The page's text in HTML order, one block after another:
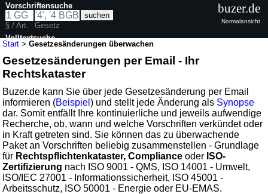
Start >Gesetzesänderungen überwachen
Gesetzesänderungen per Email - Ihr
Rechtskataster
Buzer.de kann Sie über jede Gesetzesänderung per Email
informieren (Beispiel) und stellt jede Änderung als Synopse
dar. Somit entfällt Ihre kontinuierliche und jeweils aufwendige
Recherche, ob, wann und welche Vorschriften verkündet oder
in Kraft getreten sind. Sie können das zu überwachende
Paket an Vorschriften beliebig zusammenstellen - Grundlage
für Rechtspflichtenkataster, Compliance oder ISO-
Zertifizierung nach ISO 9001 - QMS, ISO 14001 - Umwelt,
ISO/IEC 27001 - Informationssicherheit, ISO 45001 -
Arbeitsschutz, ISO 50001 - Energie oder EU-EMAS.
Vorschriftensuche
§ / Art.
Gesetz
Volltextsuche
buzer.de
Normalansicht